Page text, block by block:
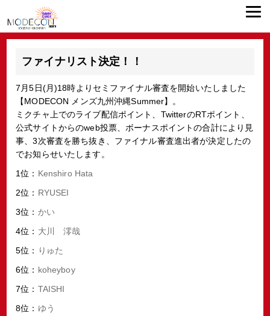
ファイナリスト決定！！
7月5日(月)18時よりセミファイナル審査を開始いたしました
【MODECON メンズ九州沖縄Summer】。
ミクチャ上でのライブ配信ポイント、TwitterのRTポイント、
公式サイトからのweb投票、ボーナスポイントの合計により見
事、3次審査を勝ち抜き、ファイナル審査進出者が決定したの
でお知らせいたします。
1位： Kenshiro Hata
2位： RYUSEI
3位： かい
4位： 大川 澪哉
5位：
りゅた
6位： koheyboy
7位： TAISHI
8位： ゆう